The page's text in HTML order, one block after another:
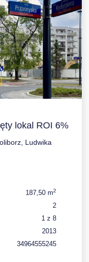
lokal ROI 6%
Ludwika
187,50 m2
2
1 z 8
2013
34964555245